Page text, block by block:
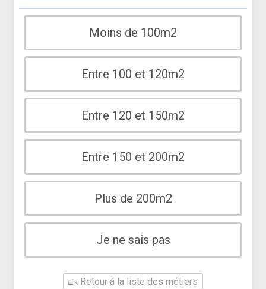
Moins de 100m2
Entre 100 et 120m2
Entre 120 et 150m2
Entre 150 et 200m2
Plus de 200m2
Je ne sais pas
Retour à la liste des métiers